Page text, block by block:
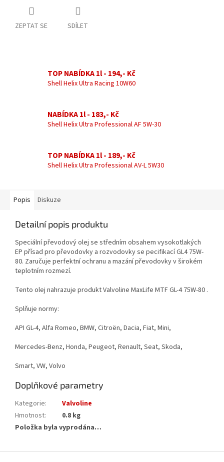
ZEPTAT SE SDÍLET
TOP NABÍDKA 1l - 194,- Kč
Shell Helix Ultra Racing 10W60
NABÍDKA 1l - 183,- Kč
Shell Helix Ultra Professional AF 5W-30
TOP NABÍDKA 1l - 189,- Kč
Shell Helix Ultra Professional AV-L 5W30
Popis Diskuze
Detailní popis produktu
Speciální převodový olej se středním obsahem vysokotlakých
EP přísad pro převodovky a rozvodovky se pecifikací GL4 75W-
80. Zaručuje perfektní ochranu a mazání převodovky v širokém
teplotním rozmezí.
Tento olej nahrazuje produkt Valvoline MaxLife MTF GL-4 75W-80 .
Splňuje normy:
API GL-4, Alfa Romeo, BMW, Citroën, Dacia, Fiat, Mini,
Mercedes-Benz, Honda, Peugeot, Renault, Seat, Skoda,
Smart, VW, Volvo
Doplňkové parametry
Kategorie:
Valvoline
Hmotnost:
0.8 kg
Položka byla vyprodána…